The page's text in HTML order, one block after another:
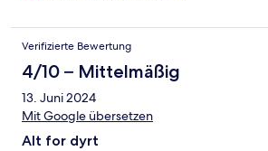
Verifizierte Bewertung
4/10 – Mittelmäßig
13. Juni 2024
Mit Google übersetzen
Alt for dyrt